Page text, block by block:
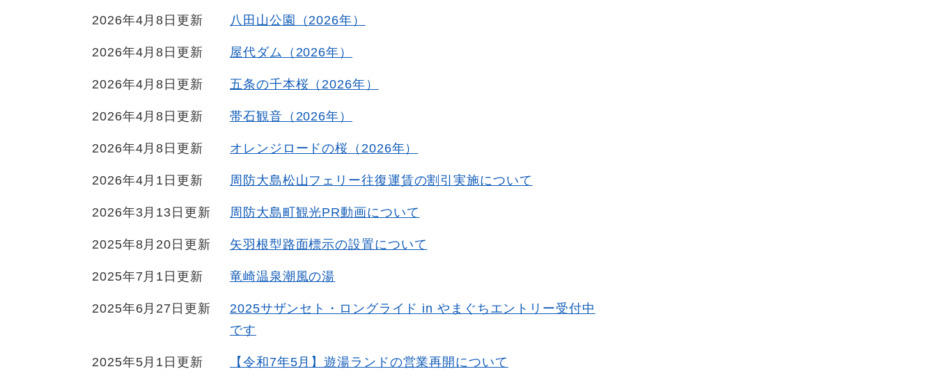
2026年4月8日更新 八田山公園（2026年）
2026年4月8日更新 屋代ダム（2026年）
2026年4月8日更新 五条の千本桜（2026年）
2026年4月8日更新 帯石観音（2026年）
2026年4月8日更新 オレンジロードの桜（2026年）
2026年4月1日更新 周防大島松山フェリー往復運賃の割引実施について
2026年3月13日更新 周防大島町観光PR動画について
2025年8月20日更新 矢羽根型路面標示の設置について
2025年7月1日更新 竜崎温泉潮風の湯
2025年6月27日更新
2025サザンセト・ロングライド in やまぐちエントリー受付中
です
2025年5月1日更新 【令和7年5月】遊湯ランドの営業再開について